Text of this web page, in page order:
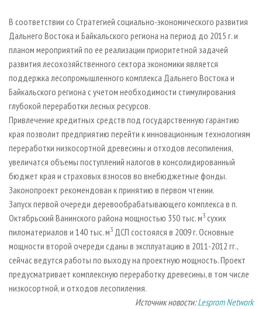
В соответствии со Стратегией социально-экономического развития
Дальнего Востока и Байкальского региона на период до 2015 г. и
планом мероприятий по ее реализации приоритетной задачей
развития лесохозяйственного сектора экономики является
поддержка лесопромышленного комплекса Дальнего Востока и
Байкальского региона с учетом необходимости стимулирования
глубокой переработки лесных ресурсов.
Привлечение кредитных средств под государственную гарантию
края позволит предприятию перейти к инновационным технологиям
переработки низкосортной древесины и отходов лесопиления,
увеличатся объемы поступлений налогов в консолидированный
бюджет края и страховых взносов во внебюджетные фонды.
Законопроект рекомендован к принятию в первом чтении.
Запуск первой очереди деревообрабатывающего комплекса в п.
Октябрьский Ванинского района мощностью 350 тыс. м3 сухих
пиломатериалов и 140 тыс. м3 ДСП состоялся в 2009 г. Основные
мощности второй очереди сданы в эксплуатацию в 2011-2012 гг.,
сейчас ведутся работы по выходу на проектную мощность. Проект
предусматривает комплексную переработку древесины, в том числе
низкосортной, и отходов лесопиления.
Источник новости:Lesprom Network